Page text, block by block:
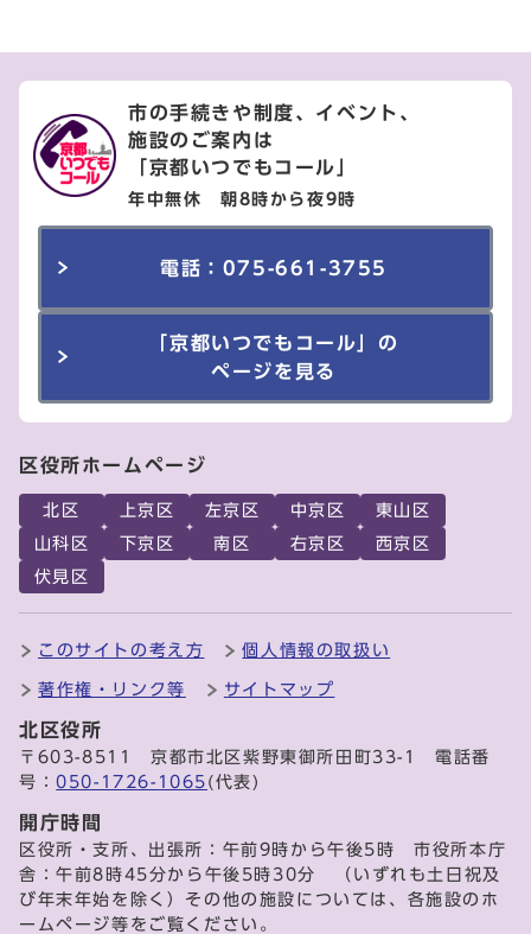
市の手続きや制度、イベント、
施設のご案内は
「京都いつでもコール」
年中無休 朝8時から夜9時
電話：075-661-3755
「京都いつでもコール」の
ページを見る
区役所ホームページ
北区 上京区 左京区 中京区
東山区
山科区
下京区 南区 右京区
西京区
伏見区
このサイトの考え方 個人情報の取扱い
著作権・リンク等 サイトマップ
北区役所
〒603-8511 京都市北区紫野東御所田町33-1 電話番
号：050-1726-1065 (代表)
開庁時間
区役所・支所、出張所：午前9時から午後5時 市役所本庁
舎：午前8時45分から午後5時30分 （いずれも土日祝及
び年末年始を除く）その他の施設については、各施設のホ
ームページ等をご覧ください。